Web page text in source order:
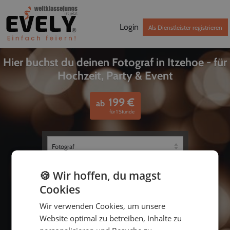
Login Als Dienstleister registrieren
Hier buchst du deinen Fotograf in Itzehoe - für
Hochzeit, Party & Event
ab 199€
für 1 Stunde
bis
🍪 Wir hoffen, du magst
Cookies
Wir verwenden Cookies, um unsere
Website optimal zu betreiben, Inhalte zu